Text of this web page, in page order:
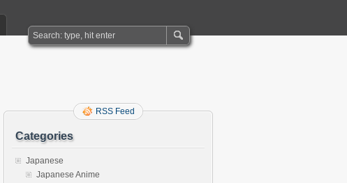
RSS Feed
Categories
Japanese
Japanese Anime